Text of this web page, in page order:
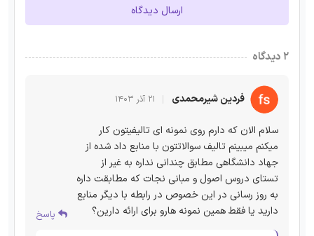
ارسال دیدگاه
۲ دیدگاه
فردین شیرمحمدی ۲۱ آذر ۱۴۰۳
سلام الان که دارم روی نمونه ای تالیفیتون کار
میکنم میبینم تالیف سوالاتتون با منابع داد شده از
جهاد دانشگاهی مطابق چندانی نداره به غیر از
تستای دروس اصول و مبانی نجات که مطابقت داره
به روز رسانی در این خصوص در رابطه با دیگر منابع
دارید یا فقط همین نمونه هارو برای ارائه دارین؟
پاسخ